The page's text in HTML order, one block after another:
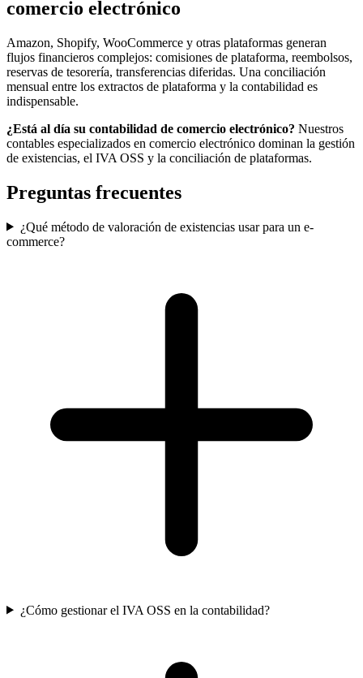
comercio electrónico
Amazon, Shopify, WooCommerce y otras plataformas generan
flujos financieros complejos: comisiones de plataforma, reembolsos,
reservas de tesorería, transferencias diferidas. Una conciliación
mensual entre los extractos de plataforma y la contabilidad es
indispensable.
¿Está al día su contabilidad de comercio electrónico? Nuestros
contables especializados en comercio electrónico dominan la gestión
de existencias, el IVA OSS y la conciliación de plataformas.
Preguntas frecuentes
¿Qué método de valoración de existencias usar para un e-
commerce?
¿Cómo gestionar el IVA OSS en la contabilidad?